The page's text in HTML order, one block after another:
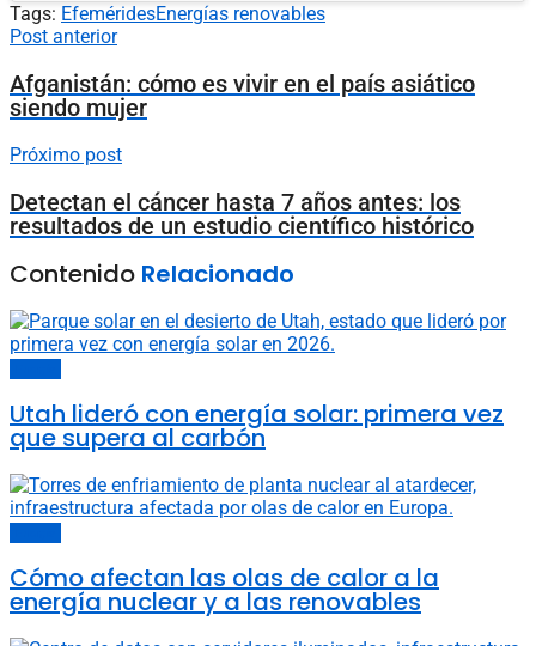
Tags: EfeméridesEnergías renovables
Post anterior
Afganistán: cómo es vivir en el país asiático
siendo mujer
Próximo post
Detectan el cáncer hasta 7 años antes: los
resultados de un estudio científico histórico
Contenido Relacionado
Utah lideró con energía solar: primera vez
que supera al carbón
Cómo afectan las olas de calor a la
energía nuclear y a las renovables